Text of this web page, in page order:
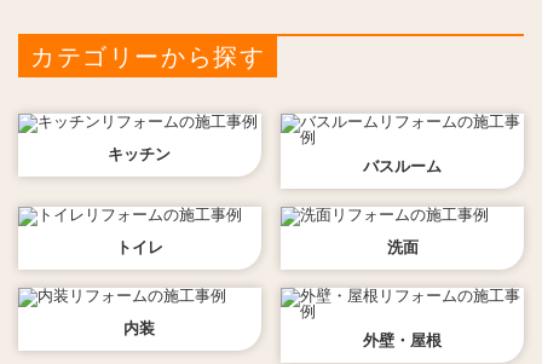
カテゴリーから探す
キッチン
バスルーム
トイレ 洗面
内装
外壁・屋根